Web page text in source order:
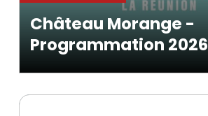
Château Morange -
Programmation 2026